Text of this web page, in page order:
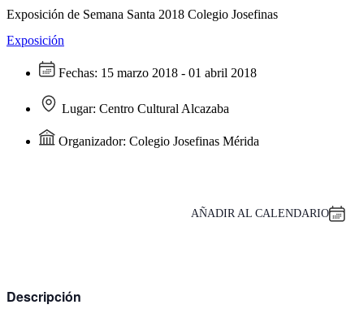
Exposición de Semana Santa 2018 Colegio Josefinas
Exposición
Fechas: 15 marzo 2018 - 01 abril 2018
Lugar: Centro Cultural Alcazaba
Organizador: Colegio Josefinas Mérida
AÑADIR AL CALENDARIO
Descripción